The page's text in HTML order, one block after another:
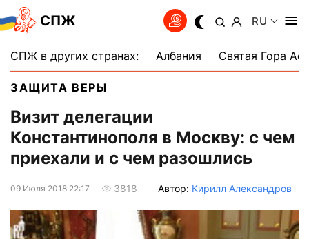
СПЖ RU
СПЖ в других странах: Албания Святая Гора
ЗАЩИТА ВЕРЫ
Визит делегации
Константинополя в Москву: с чем
приехали и с чем разошлись
09 Июля 2018 22:17 3818 Автор: Кирилл Александров